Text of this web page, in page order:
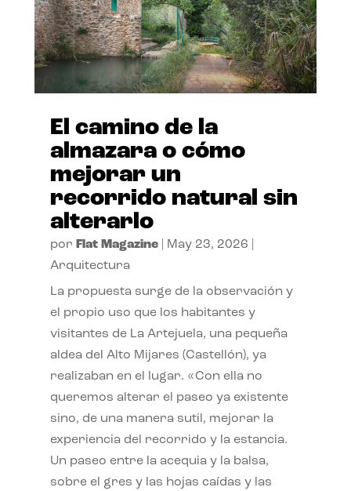
El camino de la
almazara o cómo
mejorar un
recorrido natural sin
alterarlo
por Flat Magazine| May 23, 2026
Arquitectura
La propuesta surge de la observación y
el propio uso que los habitantes y
visitantes de La Artejuela, una pequeña
aldea del Alto Mijares (Castellón), ya
realizaban en el lugar. «Con ella no
queremos alterar el paseo ya existente
sino, de una manera sutil, mejorar la
experiencia del recorrido y la estancia.
Un paseo entre la acequia y la balsa,
sobre el gres y las hojas caídas y las